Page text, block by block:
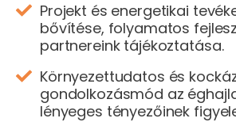
Projekt és energetikai
bővítése, folyamatos
partnereink tájékoztatása.
Környezettudatos és
gondolkozásmód az
lényeges tényezőinek